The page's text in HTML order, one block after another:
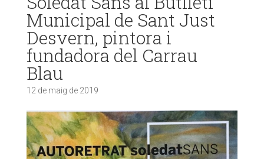
Municipal de Sant Just
Desvern, pintora i
fundadora del Carrau
Blau
12 de maig de 2019